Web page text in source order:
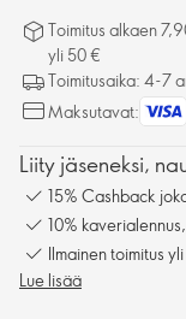
Toimitus alkaen
yli 50 €
Toimitusaika: 4-7
Maksutavat:
Liity jäseneksi,
15% Cashback
10%
Ilmainen toimitus
Lue lisää